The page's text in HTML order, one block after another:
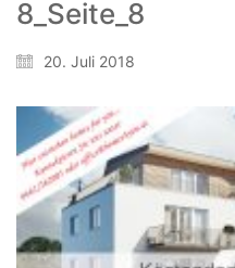
8_Seite_8
20. Juli 2018
WeiserLeben GmbH
Bergheimerstraße 45
A-5020 Salzburg
office@weiserleben.at
+43(0) 664 244 88 38